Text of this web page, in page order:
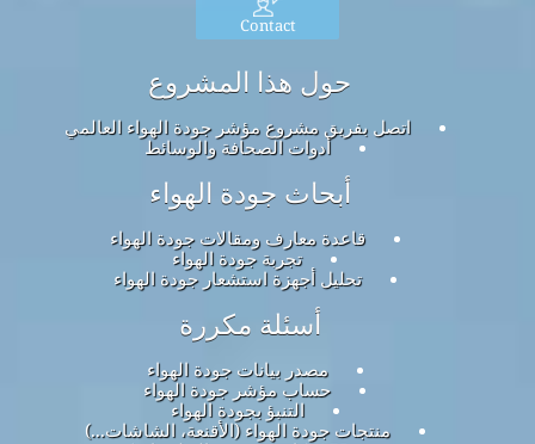
Contact
حول هذا المشروع
اتصل بفريق مشروع مؤشر جودة الهواء العالمي
أدوات الصحافة والوسائط
أبحاث جودة الهواء
قاعدة معارف ومقالات جودة الهواء
تجربة جودة الهواء
تحليل أجهزة استشعار جودة الهواء
أسئلة مكررة
مصدر بيانات جودة الهواء
حساب مؤشر جودة الهواء
التنبؤ بجودة الهواء
منتجات جودة الهواء (الأقنعة، الشاشات...)